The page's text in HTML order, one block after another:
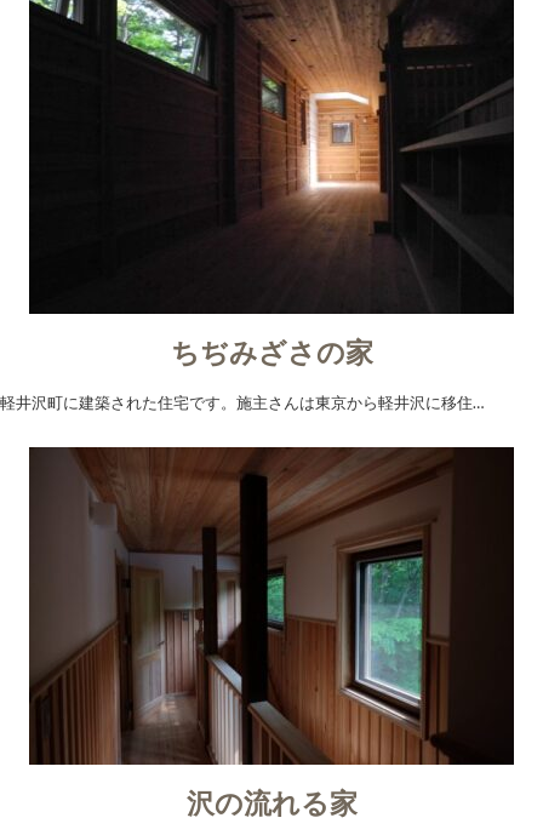
ちぢみざさの家
軽井沢町に建築された住宅です。施主さんは東京から軽井沢に移住…
沢の流れる家